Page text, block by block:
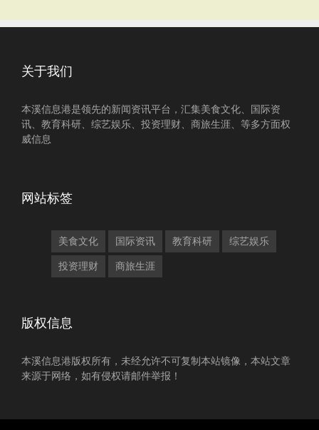
关于我们
本溪信息港是领先的新闻资讯平台，汇集美食文化、国际资
讯、教育科研、综艺娱乐、投资理财、商旅生涯、等多方面权
威信息
网站标签
美食文化 国际资讯 教育科研 综艺娱乐
投资理财 商旅生涯
版权信息
本溪信息港版权所有，未经允许不可复制本站镜像，本站文章
来源于网络，如有侵权请邮件举报！